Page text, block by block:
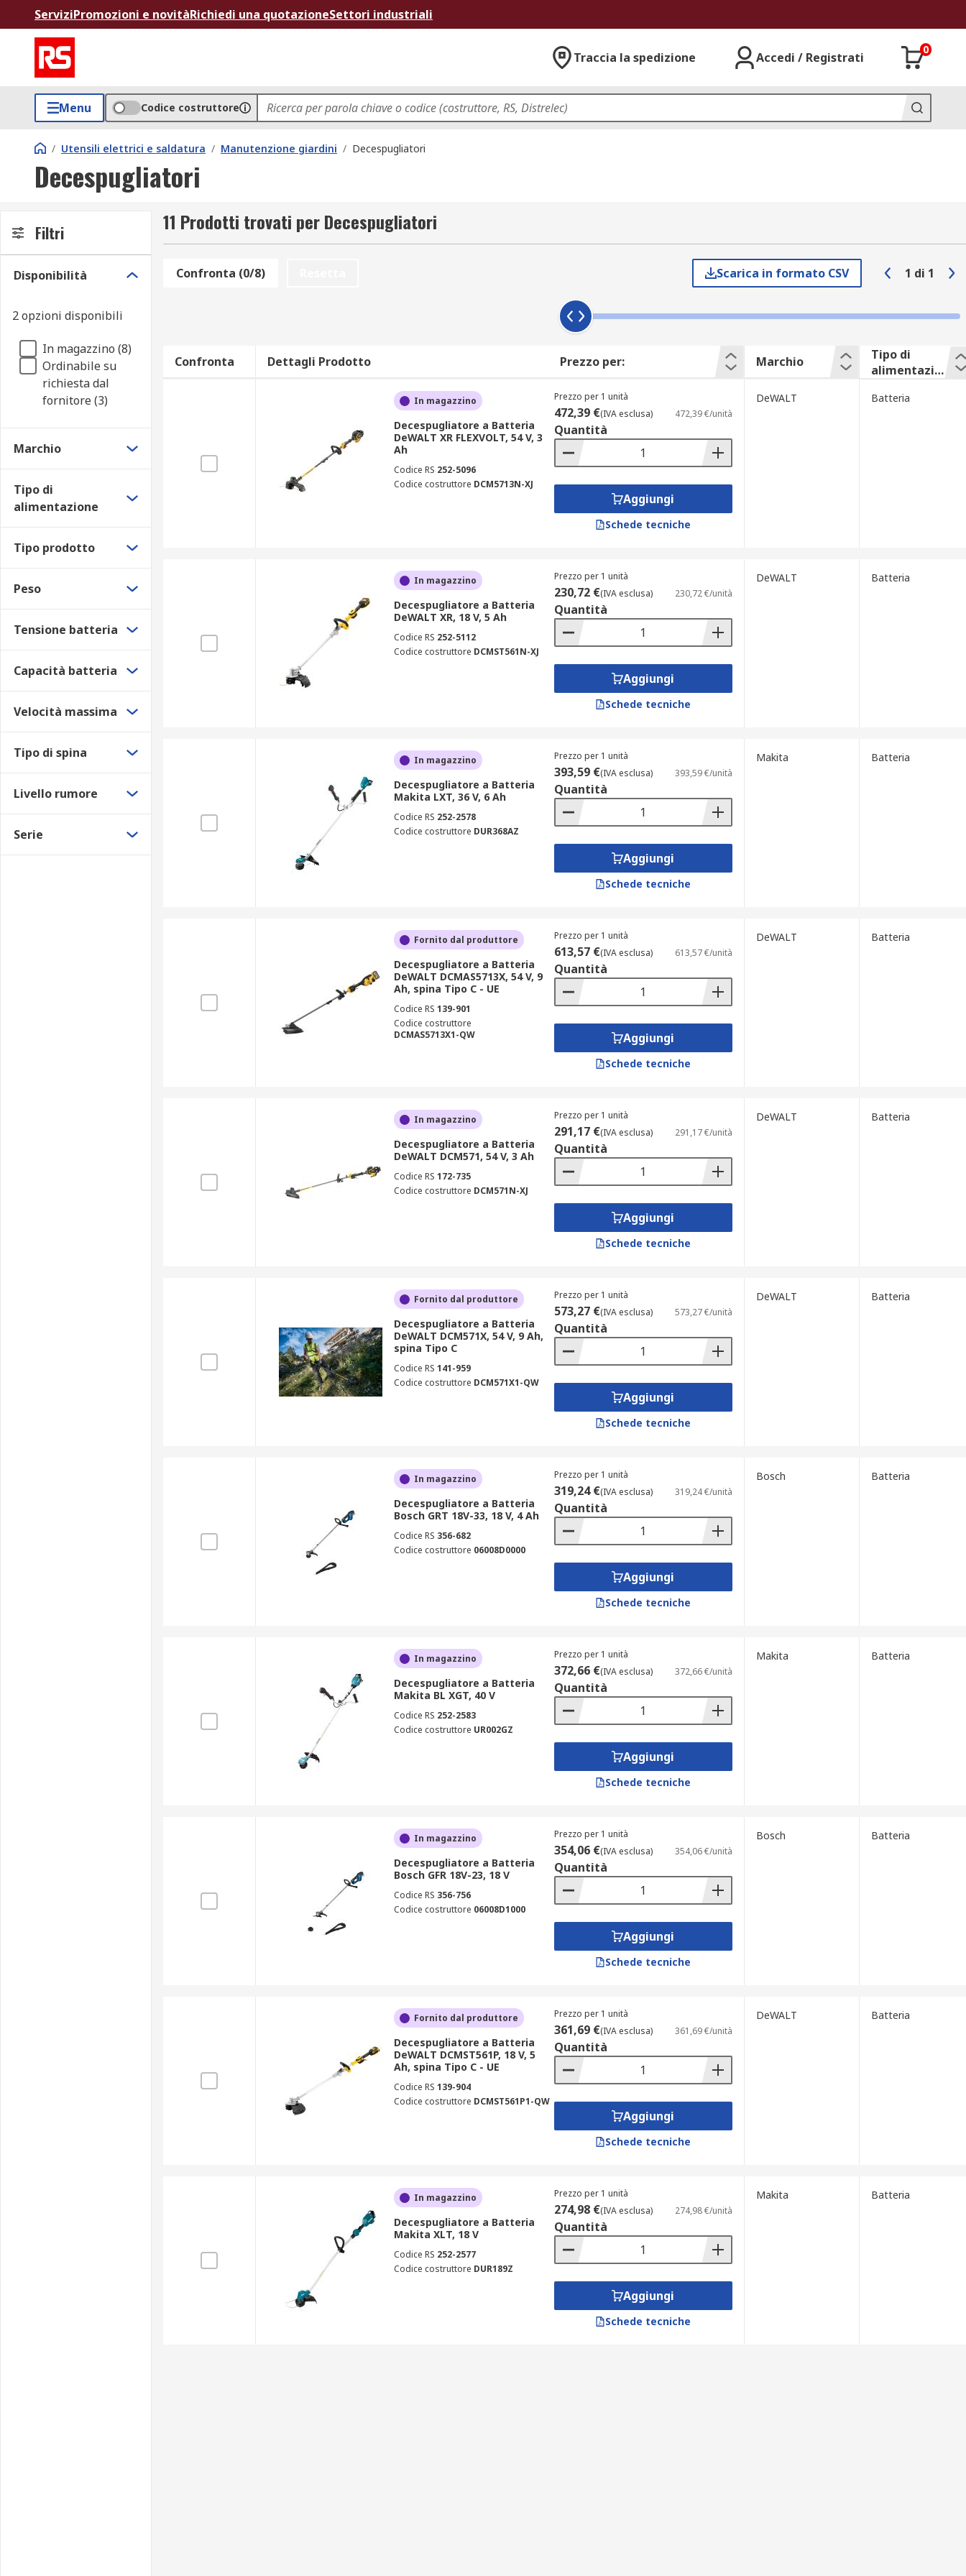
ServiziPromozioni e novitàRichiedi una quotazioneSettori industriali
Traccia la spedizione Accedi / Registrati
0
Menu Codice costruttore
/ Utensili elettrici e saldatura / Manutenzione giardini / Decespugliatori
Decespugliatori
Filtri
Disponibilità
2 opzioni disponibili
In magazzino (8)
Ordinabile su
richiesta dal
fornitore (3)
Marchio
Tipo di
alimentazione
Tipo prodotto
Peso
Tensione batteria
Capacità batteria
Velocità massima
Tipo di spina
Livello rumore
Serie
11 Prodotti trovati per Decespugliatori
Confronta (0/8) Scarica in formato CSV 1 di 1
Confronta Dettagli Prodotto Prezzo per: Marchio
Tipo di
alimentazio
In magazzino
Decespugliatore a Batteria
DeWALT XR FLEXVOLT, 54 V, 3
Ah
Codice RS 252-5096
Codice costruttore DCM5713N-XJ
Prezzo per 1 unità
472,39 €(IVA esclusa) 472,39 €/unità
Quantità
Aggiungi
Schede tecniche
DeWALT Batteria
In magazzino
Decespugliatore a Batteria
DeWALT XR, 18 V, 5 Ah
Codice RS 252-5112
Codice costruttore DCMST561N-XJ
Prezzo per 1 unità
230,72 €(IVA esclusa) 230,72 €/unità
Quantità
Aggiungi
Schede tecniche
DeWALT Batteria
In magazzino
Decespugliatore a Batteria
Makita LXT, 36 V, 6 Ah
Codice RS 252-2578
Codice costruttore DUR368AZ
Prezzo per 1 unità
393,59 €(IVA esclusa) 393,59 €/unità
Quantità
Aggiungi
Schede tecniche
Makita Batteria
Fornito dal produttore
Decespugliatore a Batteria
DeWALT DCMAS5713X, 54 V, 9
Ah, spina Tipo C - UE
Codice RS 139-901
Codice costruttore
DCMAS5713X1-QW
Prezzo per 1 unità
613,57 €(IVA esclusa) 613,57 €/unità
Quantità
Aggiungi
Schede tecniche
DeWALT Batteria
In magazzino
Decespugliatore a Batteria
DeWALT DCM571, 54 V, 3 Ah
Codice RS 172-735
Codice costruttore DCM571N-XJ
Prezzo per 1 unità
291,17 €(IVA esclusa) 291,17 €/unità
Quantità
Aggiungi
Schede tecniche
DeWALT Batteria
Fornito dal produttore
Decespugliatore a Batteria
DeWALT DCM571X, 54 V, 9 Ah,
spina Tipo C
Codice RS 141-959
Codice costruttore DCM571X1-QW
Prezzo per 1 unità
573,27 €(IVA esclusa) 573,27 €/unità
Quantità
Aggiungi
Schede tecniche
DeWALT Batteria
In magazzino
Decespugliatore a Batteria
Bosch GRT 18V-33, 18 V, 4 Ah
Codice RS 356-682
Codice costruttore 06008D0000
Prezzo per 1 unità
319,24 €(IVA esclusa) 319,24 €/unità
Quantità
Aggiungi
Schede tecniche
Bosch Batteria
In magazzino
Decespugliatore a Batteria
Makita BL XGT, 40 V
Codice RS 252-2583
Codice costruttore UR002GZ
Prezzo per 1 unità
372,66 €(IVA esclusa) 372,66 €/unità
Quantità
Aggiungi
Schede tecniche
Makita Batteria
In magazzino
Decespugliatore a Batteria
Bosch GFR 18V-23, 18 V
Codice RS 356-756
Codice costruttore 06008D1000
Prezzo per 1 unità
354,06 €(IVA esclusa) 354,06 €/unità
Quantità
Aggiungi
Schede tecniche
Bosch Batteria
Fornito dal produttore
Decespugliatore a Batteria
DeWALT DCMST561P, 18 V, 5
Ah, spina Tipo C - UE
Codice RS 139-904
Codice costruttore DCMST561P1-QW
Prezzo per 1 unità
361,69 €(IVA esclusa) 361,69 €/unità
Quantità
Aggiungi
Schede tecniche
DeWALT Batteria
In magazzino
Decespugliatore a Batteria
Makita XLT, 18 V
Codice RS 252-2577
Codice costruttore DUR189Z
Prezzo per 1 unità
274,98 €(IVA esclusa) 274,98 €/unità
Quantità
Aggiungi
Schede tecniche
Makita Batteria